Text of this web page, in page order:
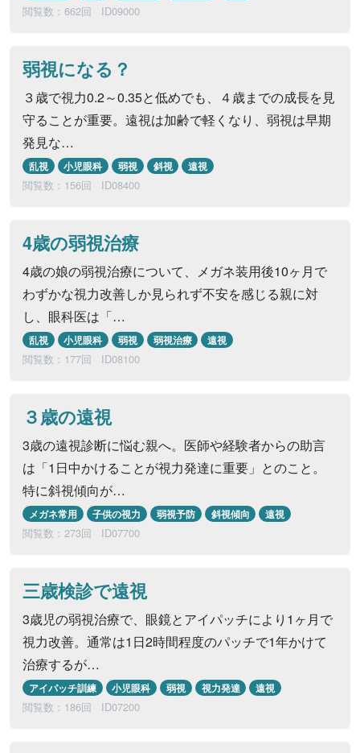
閲覧数：662回 ID09000
弱視になる？
３歳で視力0.2～0.35と低めでも、４歳までの成長を見
守ることが重要。遠視は加齢で軽くなり、弱視は早期
発見な…
乱視 小児眼科 弱視 斜視 遠視
閲覧数：156回 ID08400
4歳の弱視治療
4歳の娘の弱視治療について、メガネ装用後10ヶ月で
わずかな視力改善しか見られず不安を感じる親に対
し、眼科医は「…
乱視 小児眼科 弱視 弱視治療 遠視
閲覧数：177回 ID08100
３歳の遠視
3歳の遠視診断に悩む親へ。医師や経験者からの助言
は「1日中かけることが視力発達に重要」とのこと。
特に斜視傾向が…
メガネ常用 子供の視力 弱視予防 斜視傾向 遠視
閲覧数：273回 ID07700
三歳検診で遠視
3歳児の弱視治療で、眼鏡とアイパッチにより1ヶ月で
視力改善。通常は1日2時間程度のパッチで1年かけて
治療するが…
アイパッチ訓練 小児眼科 弱視 視力発達 遠視
閲覧数：186回 ID07200